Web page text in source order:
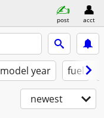
post acct
model year fuel
newest